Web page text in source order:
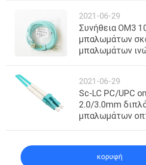
2021-06-29
Συνήθεια OM3
μπαλωμάτων
μπαλωμάτων
2021-06-29
Sc-LC PC/UPC
2.0/3.0mm
μπαλωμάτων
κορυφή